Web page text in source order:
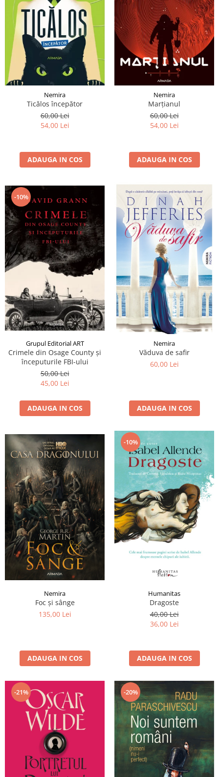
Nemira
Ticălos începător
60,00 Lei
54,00 Lei
ADAUGA IN COS
Nemira
Marțianul
60,00 Lei
54,00 Lei
ADAUGA IN COS
-10%
Grupul Editorial ART
Crimele din Osage County și
începuturile FBI-ului
50,00 Lei
45,00 Lei
ADAUGA IN COS
Nemira
Văduva de safir
60,00 Lei
ADAUGA IN COS
Nemira
Foc și sânge
135,00 Lei
ADAUGA IN COS
-10%
Humanitas
Dragoste
40,00 Lei
36,00 Lei
ADAUGA IN COS
-21% -20%